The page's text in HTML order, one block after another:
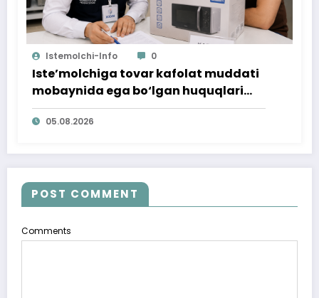
Istemolchi-Info 0
Iste’molchiga tovar kafolat muddati
mobaynida ega bo‘lgan huquqlari
ta’minlab berildi
05.08.2026
POST COMMENT
Comments